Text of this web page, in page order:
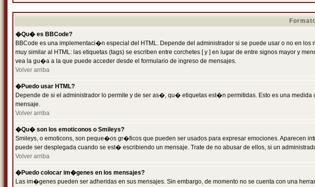
�Qu� es BBCode?
BBCode es una implementaci�n especial del HTML. Depende del administrador si se puede usar o no en
muy similar al HTML: las etiquetas (tags) se escriben entre corchetes [ y ] en lugar de entre signos mayor y
vea la gu�a a la que puede acceder desde el formulario de ingreso de mensajes.
Volver arriba
�Puedo usar HTML?
Depende de si el administrador lo permite y de ser as�, qu� etiquetas est�n permitidas. Esto es una
mensaje.
Volver arriba
�Qu� son los emoticonos o Smileys?
Smileys, o emoticons, son peque�os gr�ficos que pueden ser usados para expresar emociones. Aparecen
puede ser desplegada cuando se est� escribiendo un mensaje. Trate de no abusar de ellos, si un
Volver arriba
�Puedo colocar im�genes en los mensajes?
Las im�genes pueden ser adheridas en sus mensajes. Sin embargo, de momento no se cuenta con una